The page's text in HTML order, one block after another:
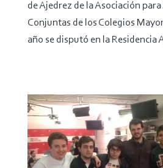
de Ajedrez de la Asociación
Conjuntas de los Colegios
año se disputó en la